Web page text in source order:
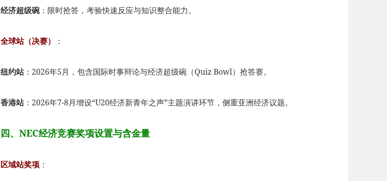
经济超级碗：限时抢答，考验快速反应与知识整合能力。
全球站（决赛） ：
纽约站：2026年5月，包含国际时事辩论与经济超级碗（Quiz Bowl）抢答赛。
香港站：2026年7-8月增设“U20经济新青年之声”主题演讲环节，侧重亚洲经济议题。
四、NEC经济竞赛奖项设置与含金量
区域站奖项 ：